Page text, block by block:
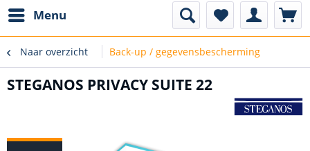
Menu
Naar overzicht Back-up / gegevensbescherming
STEGANOS PRIVACY SUITE 22